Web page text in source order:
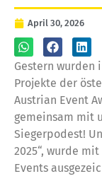
April 30, 2026
Gestern wurden
Projekte der
Austrian Event
gemeinsam mit
Siegerpodest!
2025“, wurde
Events